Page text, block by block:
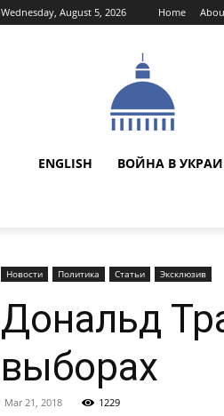
Wednesday, August 5, 2026 Home
ENGLISH ВОЙНА В
Новости Политика Статьи Эксклюзив
Дональд
выборах
Mar 21, 2018 1229